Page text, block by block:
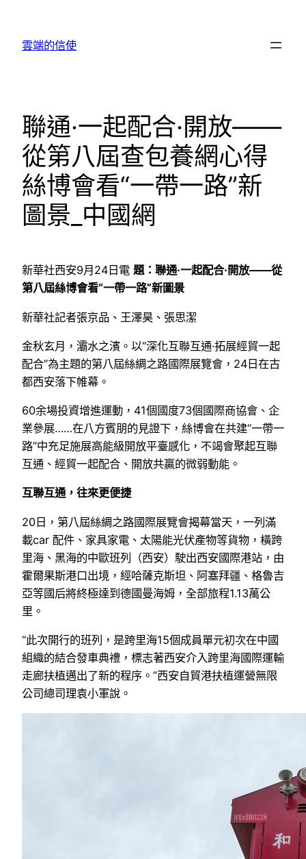
雲端的信使
聯通·一起配合·開放——
從第八屆查包養網心得
絲博會看“一帶一路”新
圖景_中國網
新華社西安9月24日電 題：聯通·一起配合·開放——從
第八屆絲博會看“一帶一路”新圖景
新華社記者張京品、王澤昊、張思潔
金秋玄月，灞水之濱。以“深化互聯互通·拓展經貿一起
配合”為主題的第八屆絲綢之路國際展覽會，24日在古
都西安落下帷幕。
60余場投資增進運動，41個國度73個國際商協會、企
業參展……在八方賓朋的見證下，絲博會在共建“一帶一
路”中充足施展高能級開放平臺感化，不竭會聚起互聯
互通、經貿一起配合、開放共贏的微弱動能。
互聯互通，往來更便捷
20日，第八屆絲綢之路國際展覽會揭幕當天，一列滿
載car 配件、家具家電、太陽能光伏產物等貨物，橫跨
里海、黑海的中歐班列（西安）駛出西安國際港站，由
霍爾果斯港口出境，經哈薩克斯坦、阿塞拜疆、格魯吉
亞等國后將終極達到德國曼海姆，全部旅程1.13萬公
里。
“此次開行的班列，是跨里海15個成員單元初次在中國
組織的結合發車典禮，標志著西安介入跨里海國際運輸
走廊扶植邁出了新的程序。”西安自貿港扶植運營無限
公司總司理袁小軍說。